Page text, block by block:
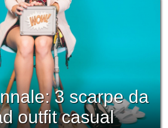
3 scarpe da
outfit casual